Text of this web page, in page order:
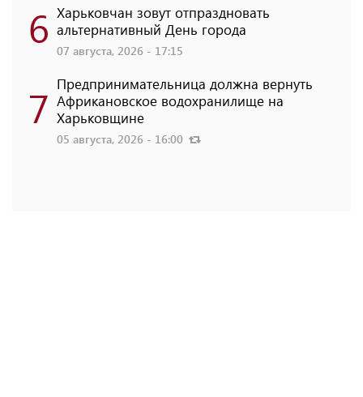
6 Харьковчан зовут отпраздновать
альтернативный День города
07 августа, 2026 - 17:15
7 Предпринимательница должна вернуть
Африкановское водохранилище на
Харьковщине
05 августа, 2026 - 16:00